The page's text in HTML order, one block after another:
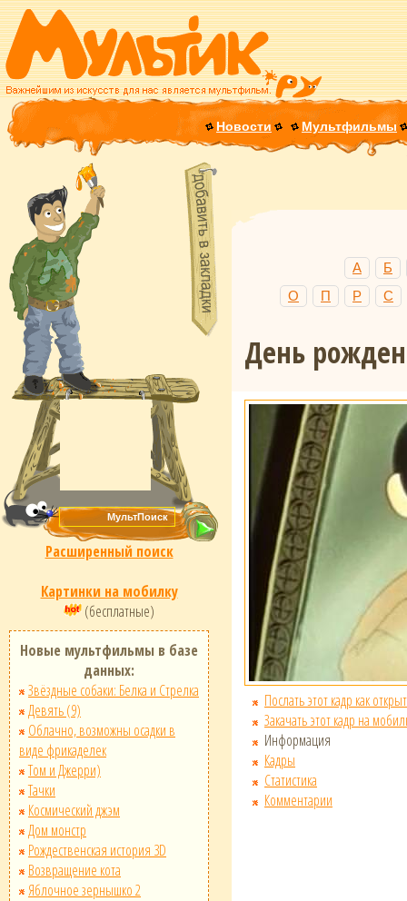
Новости Мультфильмы
Расширенный поиск
Картинки на мобилку
(бесплатные)
Новые мультфильмы в базе
данных:
Звёздные собаки: Белка и Стрелка
Девять (9)
Облачно, возможны осадки в
виде фрикаделек
Том и Джерри)
Тачки
Космический джэм
Дом монстр
Рождественская история 3D
Возвращение кота
Яблочное зернышко 2
А
Б
О
П Р С
День
Послать этот кадр как
Закачать этот кадр на
Информация
Кадры
Статистика
Комментарии